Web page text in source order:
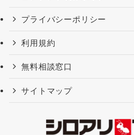
プライバシーポリシー
利用規約
無料相談窓口
サイトマップ